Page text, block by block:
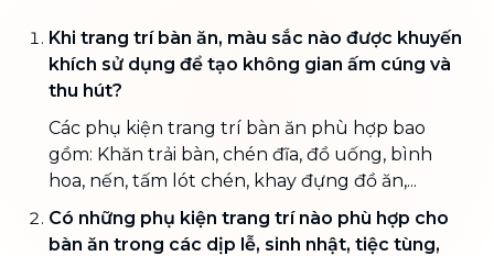
Khi trang trí bàn ăn, màu sắc nào được khuyến
khích sử dụng để tạo không gian ấm cúng và
thu hút?
Các phụ kiện trang trí bàn ăn phù hợp bao
gồm: Khăn trải bàn, chén đĩa, đồ uống, bình
hoa, nến, tấm lót chén, khay đựng đồ ăn,...
Có những phụ kiện trang trí nào phù hợp cho
bàn ăn trong các dịp lễ, sinh nhật, tiệc tùng,